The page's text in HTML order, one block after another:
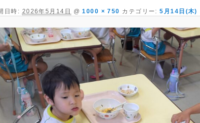
日時: 2026年5月14日 @1000 × 750 カテゴリー:5月14日(木)